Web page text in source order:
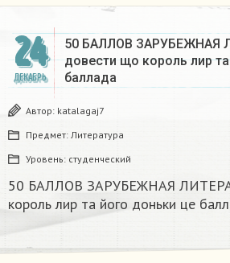
24
ДЕКАБРЬ
50 БАЛЛОВ ЗАРУБЕЖНАЯ
довести що король лир
баллада
Автор: katalagaj7
Предмет: Литература
Уровень: студенческий
50 БАЛЛОВ ЗАРУБЕЖНАЯ
король лир та його доньки це